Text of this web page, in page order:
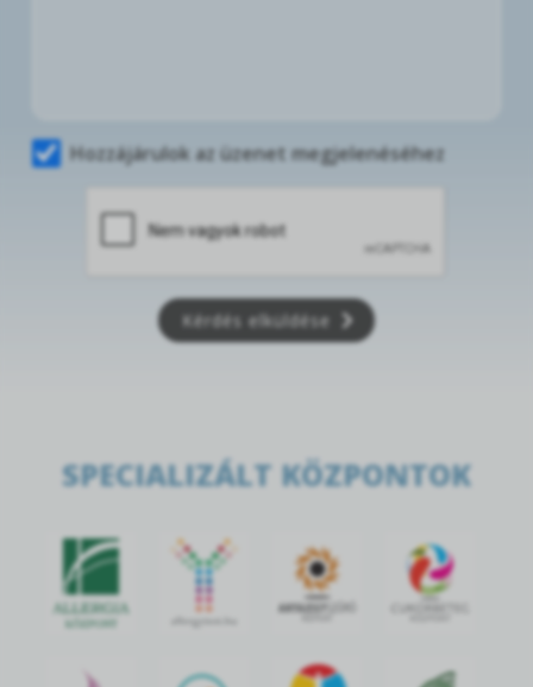
Hozzájárulok az üzenet megjelenéséhez
Kérdés elküldése
SPECIALIZÁLT KÖZPONTOK